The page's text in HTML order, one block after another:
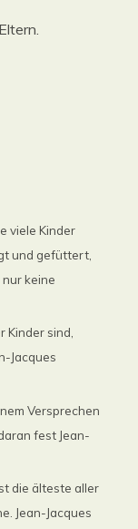
viele Kinder
und gefüttert,
keine
Kinder sind,
Jacques
Versprechen
fest Jean-
die älteste aller
Jean-Jacques